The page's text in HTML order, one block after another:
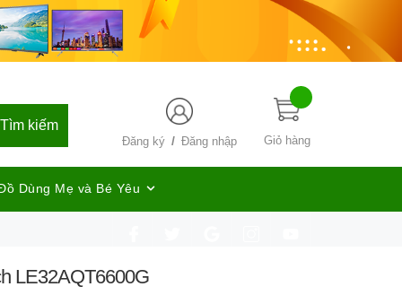
Giỏ hàng
Đăng ký / Đăng nhập
Tìm kiếm
Dùng Mẹ và Bé Yêu
LE32AQT6600G